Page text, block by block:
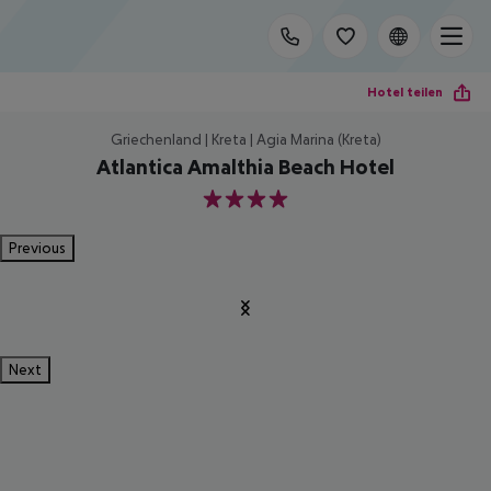
Hotel teilen
Griechenland | Kreta | Agia Marina (Kreta)
Atlantica Amalthia Beach Hotel
4
Previous
Next